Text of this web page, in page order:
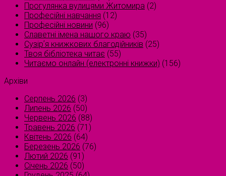
Прогулянка вулицями Житомира (2)
Професійні навчання (12)
Професійні новини (96)
Славетні імена нашого краю (35)
Сузірʼя книжкових благодійників (25)
Твоя бібліотека читає (55)
Читаємо онлайн (електронні книжки) (156)
Архіви
Серпень 2026 (3)
Липень 2026 (50)
Червень 2026 (88)
Травень 2026 (71)
Квітень 2026 (64)
Березень 2026 (76)
Лютий 2026 (91)
Січень 2026 (50)